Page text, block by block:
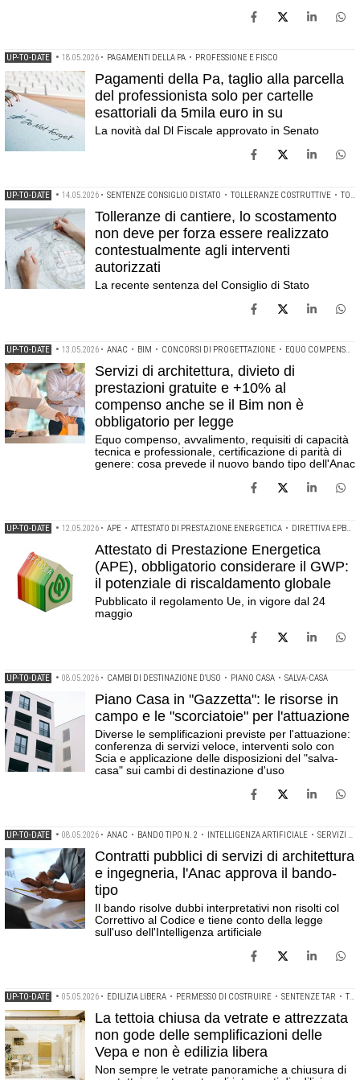
UP-TO-DATE • 18.05.2026 • PAGAMENTI DELLA PA • PROFESSIONE E FISCO
Pagamenti della Pa, taglio alla parcella
del professionista solo per cartelle
esattoriali da 5mila euro in su
La novità dal Dl Fiscale approvato in Senato
UP-TO-DATE • 14.05.2026 • SENTENZE CONSIGLIO DI STATO • TOLLERANZE COSTRUTTIVE • TOLLERANZE DI CANTIERE
Tolleranze di cantiere, lo scostamento
non deve per forza essere realizzato
contestualmente agli interventi
autorizzati
La recente sentenza del Consiglio di Stato
UP-TO-DATE • 13.05.2026 • ANAC • BIM • CONCORSI DI PROGETTAZIONE • EQUO COMPENSO
Servizi di architettura, divieto di
prestazioni gratuite e +10% al
compenso anche se il Bim non è
obbligatorio per legge
Equo compenso, avvalimento, requisiti di capacità
tecnica e professionale, certificazione di parità di
genere: cosa prevede il nuovo bando tipo dell'Anac
UP-TO-DATE • 12.05.2026 • APE • ATTESTATO DI PRESTAZIONE ENERGETICA • DIRETTIVA EPBD
Attestato di Prestazione Energetica
(APE), obbligatorio considerare il GWP:
il potenziale di riscaldamento globale
Pubblicato il regolamento Ue, in vigore dal 24
maggio
UP-TO-DATE • 08.05.2026 • CAMBI DI DESTINAZIONE D'USO • PIANO CASA • SALVA-CASA
Piano Casa in "Gazzetta": le risorse in
campo e le "scorciatoie" per l'attuazione
Diverse le semplificazioni previste per l'attuazione:
conferenza di servizi veloce, interventi solo con
Scia e applicazione delle disposizioni del "salva-
casa" sui cambi di destinazione d'uso
UP-TO-DATE • 08.05.2026 • ANAC • BANDO TIPO N. 2 • INTELLIGENZA ARTIFICIALE • SERVIZI DI ARCHITETTURA E INGEGNERIA
Contratti pubblici di servizi di architettura
e ingegneria, l'Anac approva il bando-
tipo
Il bando risolve dubbi interpretativi non risolti col
Correttivo al Codice e tiene conto della legge
sull'uso dell'Intelligenza artificiale
UP-TO-DATE • 05.05.2026 • EDILIZIA LIBERA • PERMESSO DI COSTRUIRE • SENTENZE TAR • TETTOIA
La tettoia chiusa da vetrate e attrezzata
non gode delle semplificazioni delle
Vepa e non è edilizia libera
Non sempre le vetrate panoramiche a chiusura di